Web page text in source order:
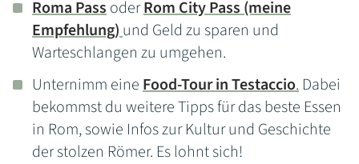
Roma PassoderRom City Pass (meine
Empfehlung) und Geld zu sparen und
Warteschlangen zu umgehen.
Unternimm eineFood-Tour in Testaccio. Dabei
bekommst du weitere Tipps für das beste Essen
in Rom, sowie Infos zur Kultur und Geschichte
der stolzen Römer. Es lohnt sich!